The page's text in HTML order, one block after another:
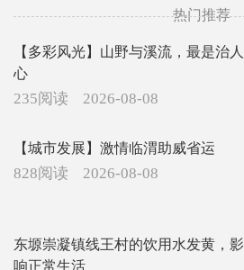
热门推荐
【多彩风光】山野与溪流，最是治人
心
235阅读 2026-08-08
【城市发展】激情临渭助威省运
828阅读 2026-08-08
东塬崇凝镇线王村的饮用水发黄，影
响正常生活